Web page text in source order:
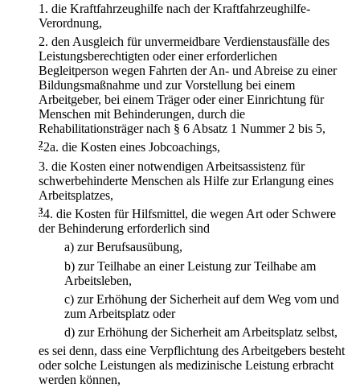
1. die Kraftfahrzeughilfe nach der Kraftfahrzeughilfe-
Verordnung,
2. den Ausgleich für unvermeidbare Verdienstausfälle des
Leistungsberechtigten oder einer erforderlichen
Begleitperson wegen Fahrten der An- und Abreise zu einer
Bildungsmaßnahme und zur Vorstellung bei einem
Arbeitgeber, bei einem Träger oder einer Einrichtung für
Menschen mit Behinderungen, durch die
Rehabilitationsträger nach § 6 Absatz 1 Nummer 2 bis 5,
22a. die Kosten eines Jobcoachings,
3. die Kosten einer notwendigen Arbeitsassistenz für
schwerbehinderte Menschen als Hilfe zur Erlangung eines
Arbeitsplatzes,
34. die Kosten für Hilfsmittel, die wegen Art oder Schwere
der Behinderung erforderlich sind
a) zur Berufsausübung,
b) zur Teilhabe an einer Leistung zur Teilhabe am
Arbeitsleben,
c) zur Erhöhung der Sicherheit auf dem Weg vom und
zum Arbeitsplatz oder
d) zur Erhöhung der Sicherheit am Arbeitsplatz selbst,
es sei denn, dass eine Verpflichtung des Arbeitgebers besteht
oder solche Leistungen als medizinische Leistung erbracht
werden können,